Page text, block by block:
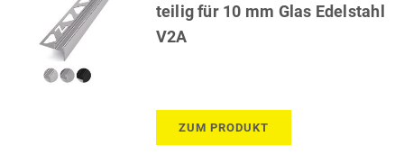
teilig für 10 mm Glas Edelstahl
V2A
ZUM PRODUKT